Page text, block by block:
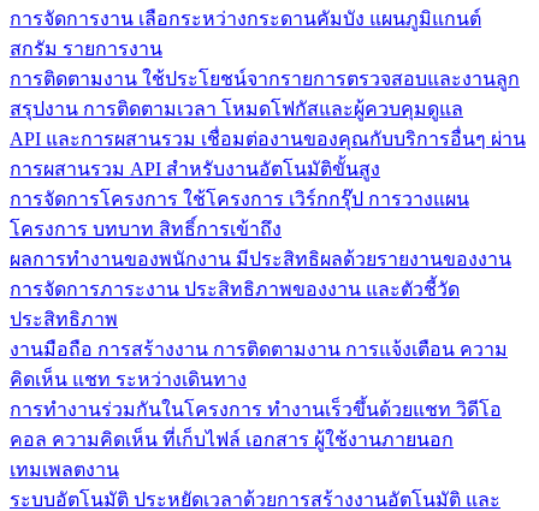
การจัดการงาน เลือกระหว่างกระดานคัมบัง แผนภูมิแกนต์
สกรัม รายการงาน
การติดตามงาน ใช้ประโยชน์จากรายการตรวจสอบและงานลูก
สรุปงาน การติดตามเวลา โหมดโฟกัสและผู้ควบคุมดูแล
API และการผสานรวม เชื่อมต่องานของคุณกับบริการอื่นๆ ผ่าน
การผสานรวม API สำหรับงานอัตโนมัติขั้นสูง
การจัดการโครงการ ใช้โครงการ เวิร์กกรุ๊ป การวางแผน
โครงการ บทบาท สิทธิ์การเข้าถึง
ผลการทำงานของพนักงาน มีประสิทธิผลด้วยรายงานของงาน
การจัดการภาระงาน ประสิทธิภาพของงาน และตัวชี้วัด
ประสิทธิภาพ
งานมือถือ การสร้างงาน การติดตามงาน การแจ้งเตือน ความ
คิดเห็น แชท ระหว่างเดินทาง
การทำงานร่วมกันในโครงการ ทํางานเร็วขึ้นด้วยแชท วิดีโอ
คอล ความคิดเห็น ที่เก็บไฟล์ เอกสาร ผู้ใช้งานภายนอก
เทมเพลตงาน
ระบบอัตโนมัติ ประหยัดเวลาด้วยการสร้างงานอัตโนมัติ และ